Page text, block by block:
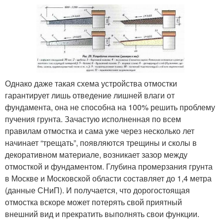
Однако даже такая схема устройства отмостки
гарантирует лишь отведение лишней влаги от
фундамента, она не способна на 100% решить проблему
пучения грунта. Зачастую исполненная по всем
правилам отмостка и сама уже через несколько лет
начинает “трещать”, появляются трещины и сколы в
декоративном материале, возникает зазор между
отмосткой и фундаментом. Глубина промерзания грунта
в Москве и Московской области составляет до 1,4 метра
(данные СНиП). И получается, что дорогостоящая
отмостка вскоре может потерять свой приятный
внешний вид и прекратить выполнять свои функции.